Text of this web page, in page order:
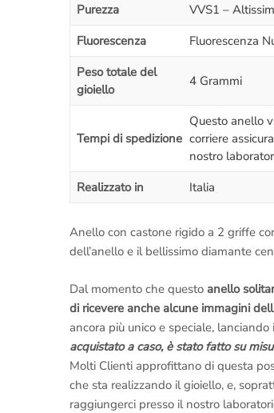
Purezza
VVS1 –
Fluorescenza
Fluorescenza
Peso totale del
gioiello
4 Grammi
Tempi di spedizione
Questo anello
corriere
nostro
Realizzato in
Italia
Anello con castone rigido a 2 griffe
dell’anello e il bellissimo diamante
Dal momento che questo anello
di ricevere anche alcune immagini
ancora più unico e speciale,
acquistato a caso, è stato fatto su
Molti Clienti approfittano di questa
che sta realizzando il gioiello, e,
raggiungerci presso il nostro